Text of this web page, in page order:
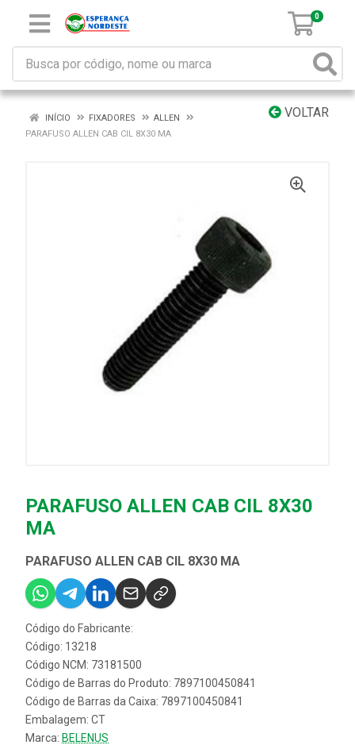
0
VOLTAR
INÍCIO FIXADORES
ALLEN
PARAFUSO ALLEN CAB CIL 8X30 MA
PARAFUSO ALLEN CAB CIL 8X30
MA
PARAFUSO ALLEN CAB CIL 8X30 MA
Código do Fabricante:
Código: 13218
Código NCM: 73181500
Código de Barras do Produto: 7897100450841
Código de Barras da Caixa: 7897100450841
Embalagem: CT
Marca: BELENUS